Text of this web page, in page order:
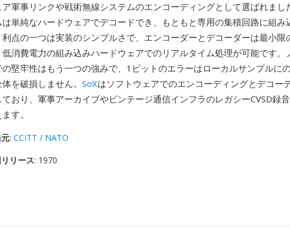
ア軍事リンクや戦術無線システムのエンコーディングとして選ばれまし
は単純なハードウェアでデコードでき、もともと専用の集積回路に組み
利点の一つは実装のシンプルさで、エンコーダーとデコーダーは最小限
低消費電力の組み込みハードウェアでのリアルタイム処理が可能です。
の堅牢性はもう一つの強みで、1ビットのエラーはローカルサンプルに
を破損しません。 SoXはソフトウェアでのエンコーディングとデコー
ており、軍事アーカイブやビンテージ通信インフラのレガシーCVSD録
す。
: CCITT / NATO
リース: 1970